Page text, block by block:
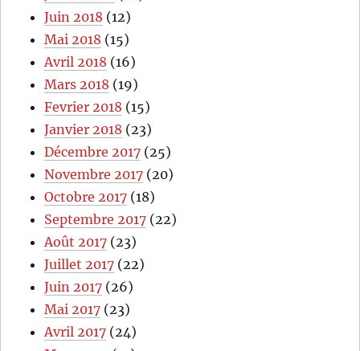
Juin 2018 (12)
Mai 2018 (15)
Avril 2018 (16)
Mars 2018 (19)
Fevrier 2018 (15)
Janvier 2018 (23)
Décembre 2017 (25)
Novembre 2017 (20)
Octobre 2017 (18)
Septembre 2017 (22)
Août 2017 (23)
Juillet 2017 (22)
Juin 2017 (26)
Mai 2017 (23)
Avril 2017 (24)